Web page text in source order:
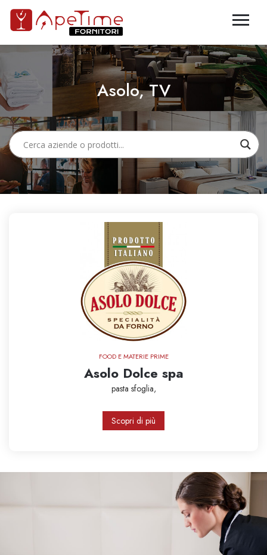
Asolo, TV
FOOD E MATERIE PRIME
Asolo Dolce spa
pasta sfoglia,
Scopri di più